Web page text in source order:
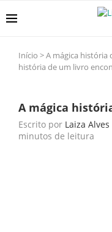
Início >A mágica
história de um livro
A mágica
Escrito por Laiza Alves
minutos de leitura